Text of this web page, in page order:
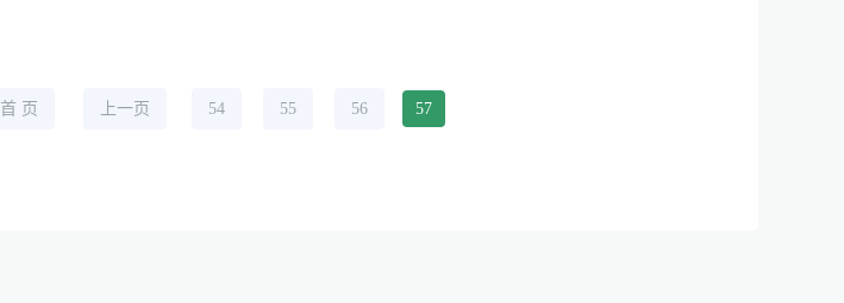
首 页 上一页 54 55 56 57